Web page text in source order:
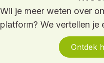
Wil je meer weten over
platform? We vertellen je
Ontdek